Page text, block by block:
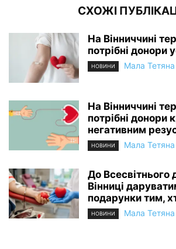
СХОЖІ
На Вінниччині
потрібні донори
НОВИНИ Мала Тетяна
На Вінниччині
потрібні донори
негативним
НОВИНИ Мала Тетяна
До Всесвітнього
Вінниці
подарунки тим,
НОВИНИ Мала Тетяна